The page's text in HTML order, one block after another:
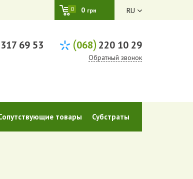
0 0 грн RU
317 69 53 (068)220 10 29
Обратный звонок
товары Субстраты